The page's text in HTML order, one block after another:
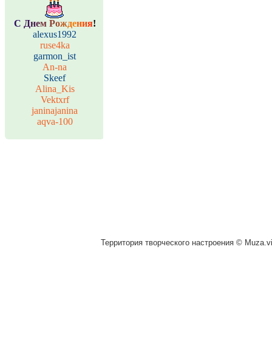
С Днем Рождения!
alexus1992
ruse4ka
garmon_ist
An-na
Skeef
Alina_Kis
Vektxrf
janinajanina
aqva-100
Территория творческого настроения ©